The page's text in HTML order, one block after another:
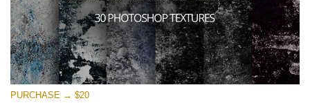
Entire Collection
(1783 Overlays)
Large 6000*4000px
Free download
PURCHASE → $20